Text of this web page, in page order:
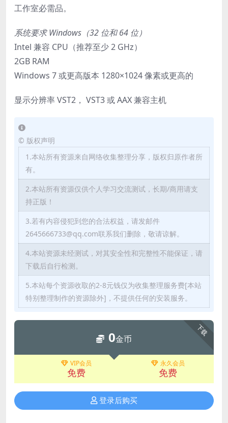
工作室必需品。
系统要求 Windows（32 位和 64 位）
Intel 兼容 CPU（推荐至少 2 GHz）
2GB RAM
Windows 7 或更高版本 1280×1024 像素或更高的
显示分辨率 VST2， VST3 或 AAX 兼容主机
© 版权声明
1.本站所有资源来自网络收集整理分享，版权归原作者所
有。
2.本站所有资源仅供个人学习交流测试，长期/商用请支
持正版！
3.若有内容侵犯到您的合法权益，请发邮件
2645666733@qq.com联系我们删除，敬请谅解。
4.本站资源未经测试，对其安全性和完整性不能保证，请
下载后自行检测。
5.本站每个资源收取的2-8元钱仅为收集整理服务费[本站
特别整理制作的资源除外]，不提供任何的安装服务。
下载
0金币
VIP会员
免费
永久会员
免费
登录后购买